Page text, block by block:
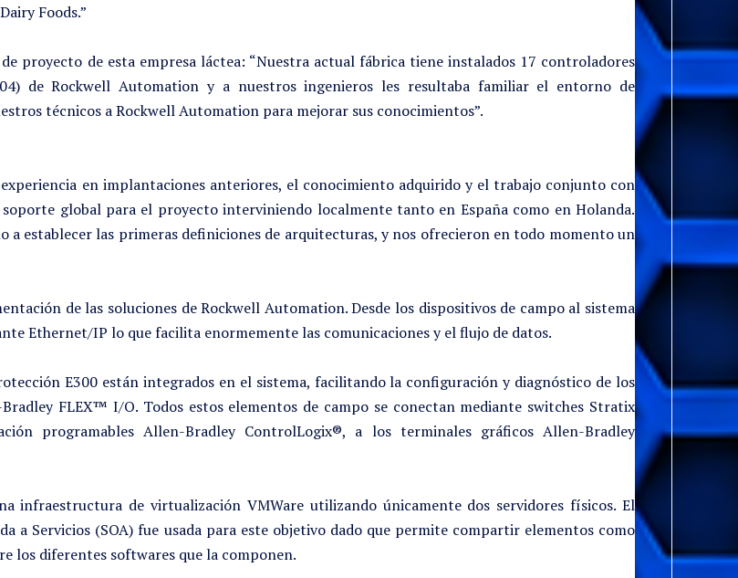
Foods.”
proyecto de esta empresa láctea: “Nuestra actual fábrica tiene instalados 17 controladores
de Rockwell Automation y a nuestros ingenieros les resultaba familiar el entorno de
técnicos a Rockwell Automation para mejorar sus conocimientos”.
en implantaciones anteriores, el conocimiento adquirido y el trabajo conjunto con
global para el proyecto interviniendo localmente tanto en España como en Holanda.
a establecer las primeras definiciones de arquitecturas, y nos ofrecieron en todo momento un
de las soluciones de Rockwell Automation. Desde los dispositivos de campo al sistema
Ethernet/IP lo que facilita enormemente las comunicaciones y el flujo de datos.
E300 están integrados en el sistema, facilitando la configuración y diagnóstico de los
FLEX™ I/O. Todos estos elementos de campo se conectan mediante switches Stratix
programables Allen-Bradley ControlLogix®, a los terminales gráficos Allen-Bradley
infraestructura de virtualización VMWare utilizando únicamente dos servidores físicos. El
a Servicios (SOA) fue usada para este objetivo dado que permite compartir elementos como
los diferentes softwares que la componen.